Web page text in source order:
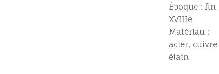
Époque : fin
XVIIIe
Matériau :
acier, cuivre
étain